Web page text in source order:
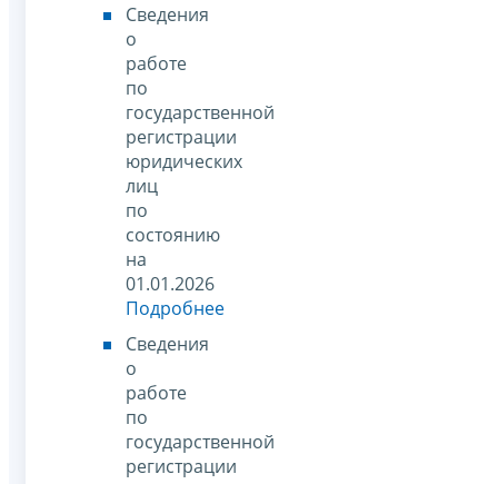
Сведения
о
работе
по
государственной
регистрации
юридических
лиц
по
состоянию
на
01.01.2026
Подробнее
Сведения
о
работе
по
государственной
регистрации